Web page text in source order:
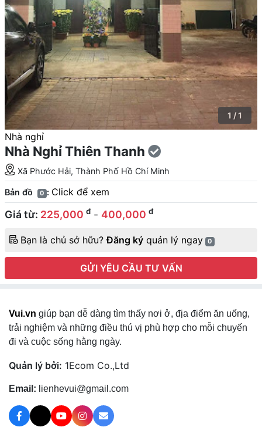
1 / 1
Nhà nghỉ
Nhà Nghỉ Thiên Thanh
Xã Phước Hải, Thành Phố Hồ Chí Minh
Bản đồ 0 : Click để xem
Giá từ: 225,000 đ - 400,000 đ
Bạn là chủ sở hữu?Đăng ký quản lý ngay 0
GỬI YÊU CẦU TƯ VẤN
Vui.vn giúp bạn dễ dàng tìm thấy nơi ở, địa điểm ăn uống,
trải nghiệm và những điều thú vị phù hợp cho mỗi chuyến
đi và cuộc sống hằng ngày.
Quản lý bởi: 1Ecom Co.,Ltd
Email: lienhevui@gmail.com